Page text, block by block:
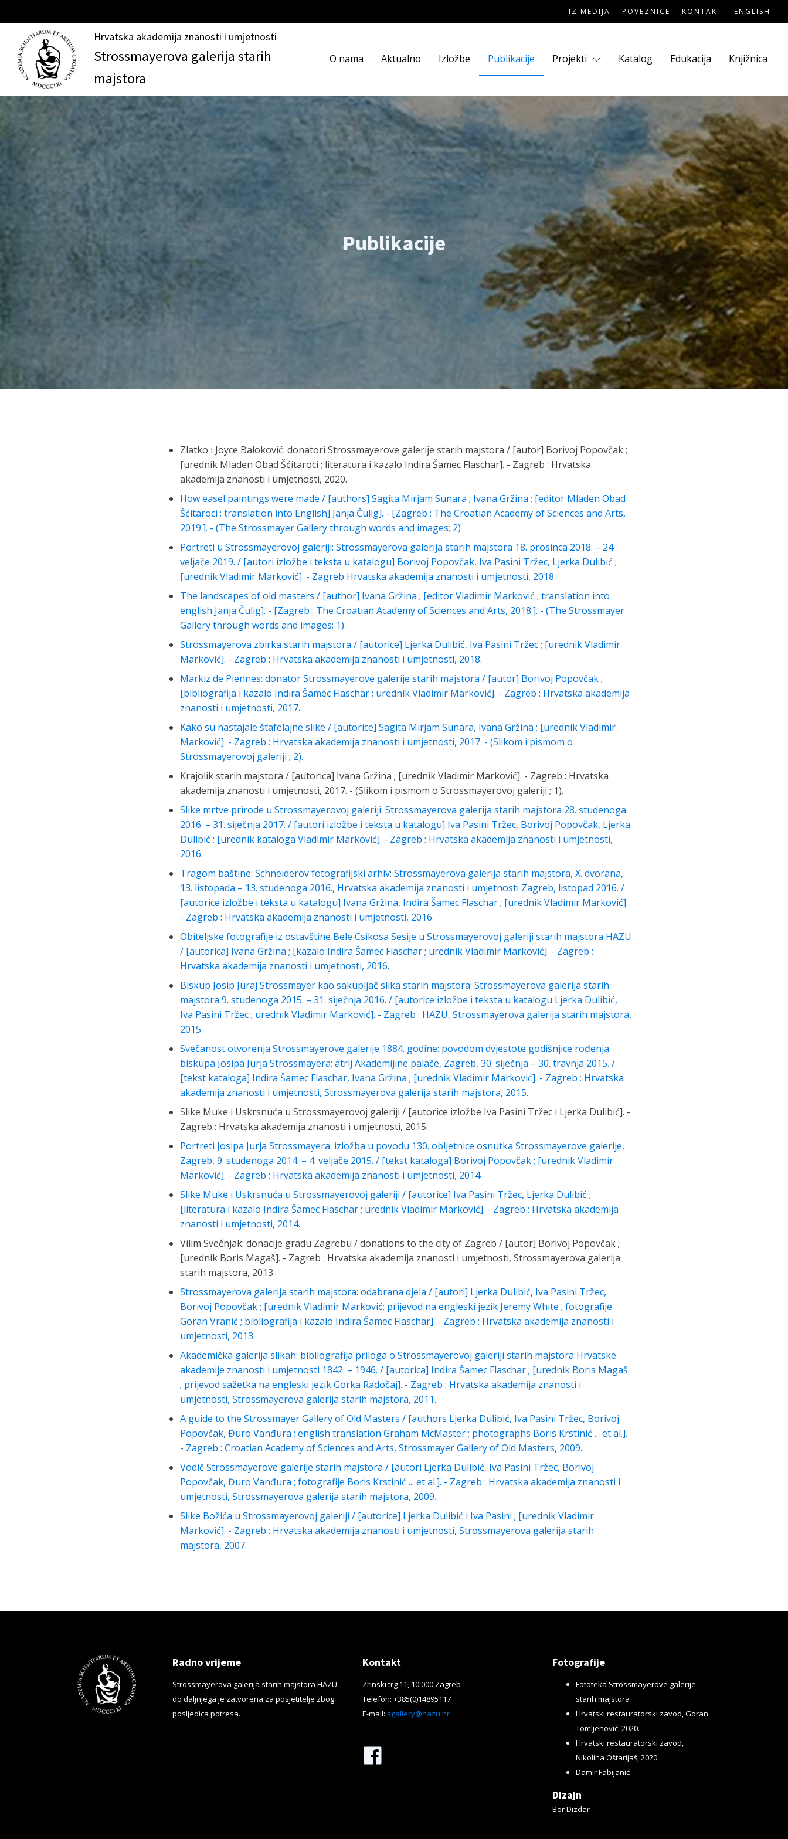
IZ MEDIJA POVEZNICE KONTAKT ENGLISH
Hrvatska akademija znanosti i umjetnosti
Strossmayerova galerija starih
majstora
O nama Aktualno Izložbe Publikacije Projekti Katalog Edukacija Knjižnica
Publikacije
Zlatko i Joyce Baloković: donatori Strossmayerove galerije starih majstora / [autor] Borivoj Popovčak ;
[urednik Mladen Obad Šćitaroci ; literatura i kazalo Indira Šamec Flaschar]. - Zagreb : Hrvatska
akademija znanosti i umjetnosti, 2020.
How easel paintings were made / [authors] Sagita Mirjam Sunara ; Ivana Gržina ; [editor Mladen Obad
Šćitaroci ; translation into English] Janja Čulig]. - [Zagreb : The Croatian Academy of Sciences and Arts,
2019.]. - (The Strossmayer Gallery through words and images; 2)
Portreti u Strossmayerovoj galeriji: Strossmayerova galerija starih majstora 18. prosinca 2018. – 24.
veljače 2019. / [autori izložbe i teksta u katalogu] Borivoj Popovčak, Iva Pasini Tržec, Ljerka Dulibić ;
[urednik Vladimir Marković]. - Zagreb Hrvatska akademija znanosti i umjetnosti, 2018.
The landscapes of old masters / [author] Ivana Gržina ; [editor Vladimir Marković ; translation into
english Janja Čulig]. - [Zagreb : The Croatian Academy of Sciences and Arts, 2018.]. - (The Strossmayer
Gallery through words and images; 1)
Strossmayerova zbirka starih majstora / [autorice] Ljerka Dulibić, Iva Pasini Tržec ; [urednik Vladimir
Marković]. - Zagreb : Hrvatska akademija znanosti i umjetnosti, 2018.
Markiz de Piennes: donator Strossmayerove galerije starih majstora / [autor] Borivoj Popovčak ;
[bibliografija i kazalo Indira Šamec Flaschar ; urednik Vladimir Marković]. - Zagreb : Hrvatska akademija
znanosti i umjetnosti, 2017.
Kako su nastajale štafelajne slike / [autorice] Sagita Mirjam Sunara, Ivana Gržina ; [urednik Vladimir
Marković]. - Zagreb : Hrvatska akademija znanosti i umjetnosti, 2017. - (Slikom i pismom o
Strossmayerovoj galeriji ; 2).
Krajolik starih majstora / [autorica] Ivana Gržina ; [urednik Vladimir Marković]. - Zagreb : Hrvatska
akademija znanosti i umjetnosti, 2017. - (Slikom i pismom o Strossmayerovoj galeriji ; 1).
Slike mrtve prirode u Strossmayerovoj galeriji: Strossmayerova galerija starih majstora 28. studenoga
2016. – 31. siječnja 2017. / [autori izložbe i teksta u katalogu] Iva Pasini Tržec, Borivoj Popovčak, Ljerka
Dulibić ; [urednik kataloga Vladimir Marković]. - Zagreb : Hrvatska akademija znanosti i umjetnosti,
2016.
Tragom baštine: Schneiderov fotografijski arhiv: Strossmayerova galerija starih majstora, X. dvorana,
13. listopada – 13. studenoga 2016., Hrvatska akademija znanosti i umjetnosti Zagreb, listopad 2016. /
[autorice izložbe i teksta u katalogu] Ivana Gržina, Indira Šamec Flaschar ; [urednik Vladimir Marković].
- Zagreb : Hrvatska akademija znanosti i umjetnosti, 2016.
Obiteljske fotografije iz ostavštine Bele Csikosa Sesije u Strossmayerovoj galeriji starih majstora HAZU
/ [autorica] Ivana Gržina ; [kazalo Indira Šamec Flaschar ; urednik Vladimir Marković]. - Zagreb :
Hrvatska akademija znanosti i umjetnosti, 2016.
Biskup Josip Juraj Strossmayer kao sakupljač slika starih majstora: Strossmayerova galerija starih
majstora 9. studenoga 2015. – 31. siječnja 2016. / [autorice izložbe i teksta u katalogu Ljerka Dulibić,
Iva Pasini Tržec ; urednik Vladimir Marković]. - Zagreb : HAZU, Strossmayerova galerija starih majstora,
2015.
Svečanost otvorenja Strossmayerove galerije 1884. godine: povodom dvjestote godišnjice rođenja
biskupa Josipa Jurja Strossmayera: atrij Akademijine palače, Zagreb, 30. siječnja – 30. travnja 2015. /
[tekst kataloga] Indira Šamec Flaschar, Ivana Gržina ; [urednik Vladimir Marković]. - Zagreb : Hrvatska
akademija znanosti i umjetnosti, Strossmayerova galerija starih majstora, 2015.
Slike Muke i Uskrsnuća u Strossmayerovoj galeriji / [autorice izložbe Iva Pasini Tržec i Ljerka Dulibić]. -
Zagreb : Hrvatska akademija znanosti i umjetnosti, 2015.
Portreti Josipa Jurja Strossmayera: izložba u povodu 130. obljetnice osnutka Strossmayerove galerije,
Zagreb, 9. studenoga 2014. – 4. veljače 2015. / [tekst kataloga] Borivoj Popovčak ; [urednik Vladimir
Marković]. - Zagreb : Hrvatska akademija znanosti i umjetnosti, 2014.
Slike Muke i Uskrsnuća u Strossmayerovoj galeriji / [autorice] Iva Pasini Tržec, Ljerka Dulibić ;
[literatura i kazalo Indira Šamec Flaschar ; urednik Vladimir Marković]. - Zagreb : Hrvatska akademija
znanosti i umjetnosti, 2014.
Vilim Svečnjak: donacije gradu Zagrebu / donations to the city of Zagreb / [autor] Borivoj Popovčak ;
[urednik Boris Magaš]. - Zagreb : Hrvatska akademija znanosti i umjetnosti, Strossmayerova galerija
starih majstora, 2013.
Strossmayerova galerija starih majstora: odabrana djela / [autori] Ljerka Dulibić, Iva Pasini Tržec,
Borivoj Popovčak ; [urednik Vladimir Marković; prijevod na engleski jezik Jeremy White ; fotografije
Goran Vranić ; bibliografija i kazalo Indira Šamec Flaschar]. - Zagreb : Hrvatska akademija znanosti i
umjetnosti, 2013.
Akademička galerija slikah: bibliografija priloga o Strossmayerovoj galeriji starih majstora Hrvatske
akademije znanosti i umjetnosti 1842. – 1946. / [autorica] Indira Šamec Flaschar ; [urednik Boris Magaš
; prijevod sažetka na engleski jezik Gorka Radočaj]. - Zagreb : Hrvatska akademija znanosti i
umjetnosti, Strossmayerova galerija starih majstora, 2011.
A guide to the Strossmayer Gallery of Old Masters / [authors Ljerka Dulibić, Iva Pasini Tržec, Borivoj
Popovčak, Đuro Vanđura ; english translation Graham McMaster ; photographs Boris Krstinić ... et al.].
- Zagreb : Croatian Academy of Sciences and Arts, Strossmayer Gallery of Old Masters, 2009.
Vodič Strossmayerove galerije starih majstora / [autori Ljerka Dulibić, Iva Pasini Tržec, Borivoj
Popovčak, Đuro Vanđura ; fotografije Boris Krstinić ... et al.]. - Zagreb : Hrvatska akademija znanosti i
umjetnosti, Strossmayerova galerija starih majstora, 2009.
Slike Božića u Strossmayerovoj galeriji / [autorice] Ljerka Dulibić i Iva Pasini ; [urednik Vladimir
Marković]. - Zagreb : Hrvatska akademija znanosti i umjetnosti, Strossmayerova galerija starih
majstora, 2007.
Radno vrijeme
Strossmayerova galerija starih majstora HAZU
do daljnjega je zatvorena za posjetitelje zbog
posljedica potresa.
Kontakt
Zrinski trg 11, 10 000 Zagreb
Telefon: +385(0)14895117
E-mail: sgallery@hazu.hr
Fotografije
Fototeka Strossmayerove galerije
starih majstora
Hrvatski restauratorski zavod, Goran
Tomljenović, 2020.
Hrvatski restauratorski zavod,
Nikolina Oštarijaš, 2020.
Damir Fabijanić
Dizajn
Bor Dizdar